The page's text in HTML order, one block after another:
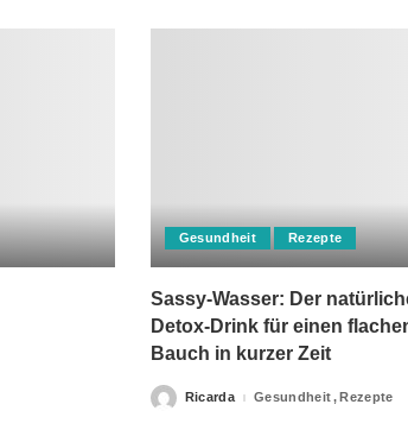
Gesundheit Rezepte
Sassy-Wasser: Der
Detox-Drink für einen
Bauch in kurzer Zeit
PostedRicarda Gesundheit Rezepte